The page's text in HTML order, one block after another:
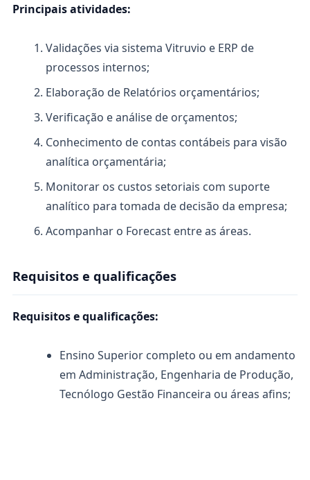
Principais atividades:
Validações via sistema Vitruvio e ERP de
processos internos;
Elaboração de Relatórios orçamentários;
Verificação e análise de orçamentos;
Conhecimento de contas contábeis para visão
analítica orçamentária;
Monitorar os custos setoriais com suporte
analítico para tomada de decisão da empresa;
Acompanhar o Forecast entre as áreas.
Requisitos e qualificações
Requisitos e qualificações:
Ensino Superior completo ou em andamento
em Administração, Engenharia de Produção,
Tecnólogo Gestão Financeira ou áreas afins;